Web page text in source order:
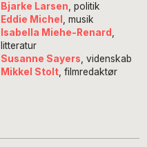
Bjarke Larsen , politik
Eddie Michel
, musik
Isabella Miehe-Renard
litteratur
Susanne Sayers , videnskab
Mikkel Stolt, filmredaktør